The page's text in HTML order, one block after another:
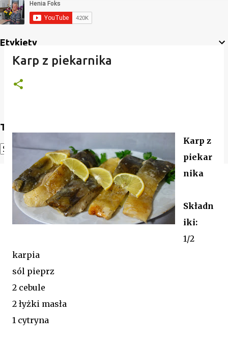
Etykiety
Translate
Powered by Translate
Karp z piekarnika
Karp z
piekar
nika
Składn
iki:
1/2
karpia
sól pieprz
2 cebule
2 łyżki masła
1 cytryna